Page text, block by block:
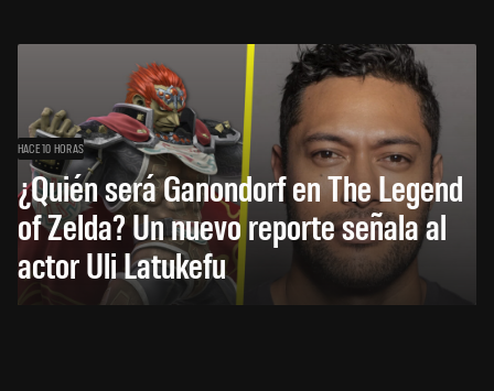
HACE 10 HORAS
¿Quién será Ganondorf en The Legend
of Zelda? Un nuevo reporte señala al
actor Uli Latukefu